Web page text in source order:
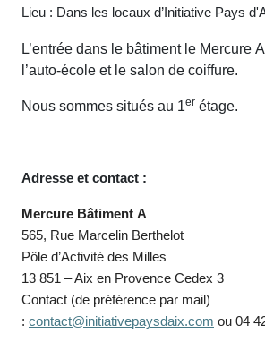
Lieu : Dans les locaux d’Initiative Pays
L’entrée dans le bâtiment le Mercure
l’auto-école et le salon de coiffure.
Nous sommes situés au 1erétage.
Adresse et contact :
Mercure Bâtiment A
565, Rue Marcelin Berthelot
Pôle d’Activité des Milles
13 851 – Aix en Provence Cedex 3
Contact (de préférence par mail)
: contact@initiativepaysdaix.com ou 04